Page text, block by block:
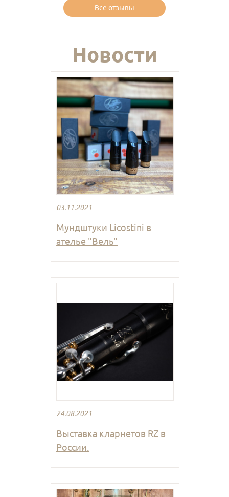
Все отзывы
Новости
03.11.2021
Мундштуки Licostini в
ателье "Вель"
24.08.2021
Выставка кларнетов RZ в
России.